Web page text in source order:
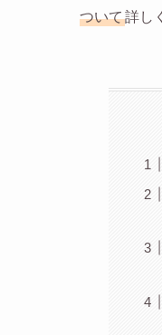
ついて詳し